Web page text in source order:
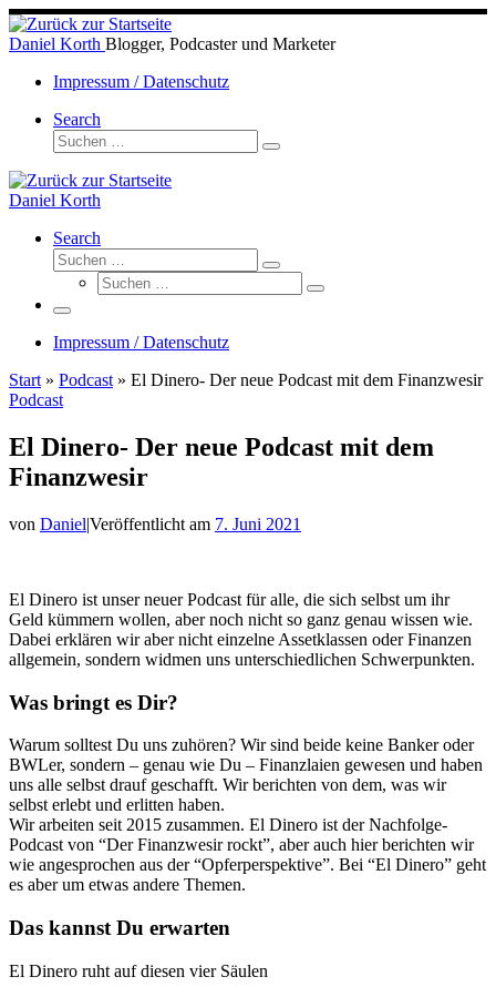
Zum
Inhalt
springen
Daniel Korth Blogger, Podcaster und Marketer
Impressum / Datenschutz
Search
Suche
Suchen …
Daniel Korth
Search
Suche
Suchen …
Suche
Suchen …
Menü
Impressum / Datenschutz
Start » Podcast » El Dinero- Der neue Podcast mit dem Finanzwesir
Podcast
El Dinero- Der neue Podcast mit dem
Finanzwesir
von Daniel|Veröffentlicht am 7. Juni 2021
El Dinero ist unser neuer Podcast für alle, die sich selbst um ihr
Geld kümmern wollen, aber noch nicht so ganz genau wissen wie.
Dabei erklären wir aber nicht einzelne Assetklassen oder Finanzen
allgemein, sondern widmen uns unterschiedlichen Schwerpunkten.
Was bringt es Dir?
Warum solltest Du uns zuhören? Wir sind beide keine Banker oder
BWLer, sondern – genau wie Du – Finanzlaien gewesen und haben
uns alle selbst drauf geschafft. Wir berichten von dem, was wir
selbst erlebt und erlitten haben.
Wir arbeiten seit 2015 zusammen. El Dinero ist der Nachfolge-
Podcast von “Der Finanzwesir rockt”, aber auch hier berichten wir
wie angesprochen aus der “Opferperspektive”. Bei “El Dinero” geht
es aber um etwas andere Themen.
Das kannst Du erwarten
El Dinero ruht auf diesen vier Säulen